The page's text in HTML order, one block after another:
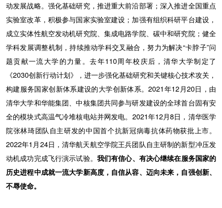
动发展战略。强化基础研究，推进重大前沿部署；深入推进全国重点
实验室改革，积极参与国家实验室建设；加强有组织科研平台建设，
成立实体性航空发动机研究院、集成电路学院、碳中和研究院；健全
学科发展调整机制，持续推动学科交叉融合，努力为解决“卡脖子”问
题贡献一流大学的力量。去年110周年校庆后，清华大学制定了
《2030创新行动计划》，进一步强化基础研究和关键核心技术攻关，
构建服务国家创新体系建设的大学创新体系。2021年12月20日，由
清华大学和华能集团、中核集团共同参与研发建设的全球首台固有安
全的模块式高温气冷堆核电站并网发电。2021年12月8日，清华医学
院张林琦团队自主研发的中国首个抗新冠病毒抗体药物获批上市。
2022年1月24日，清华航天航空学院王兵团队自主研制的新型冲压发
动机成功完成飞行演示试验。 我们有信心、有决心继续在服务国家的
历史进程中成就一流大学新高度，自信从容、迈向未来，自强创新、
不辱使命。